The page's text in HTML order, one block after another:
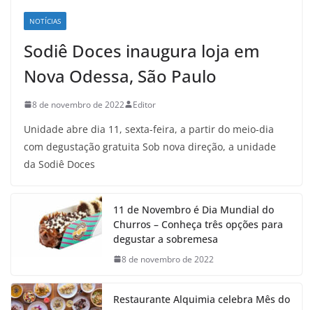
NOTÍCIAS
Sodiê Doces inaugura loja em
Nova Odessa, São Paulo
8 de novembro de 2022 Editor
Unidade abre dia 11, sexta-feira, a partir do meio-dia
com degustação gratuita Sob nova direção, a unidade
da Sodiê Doces
11 de Novembro é Dia Mundial do
Churros – Conheça três opções para
degustar a sobremesa
8 de novembro de 2022
Restaurante Alquimia celebra Mês do